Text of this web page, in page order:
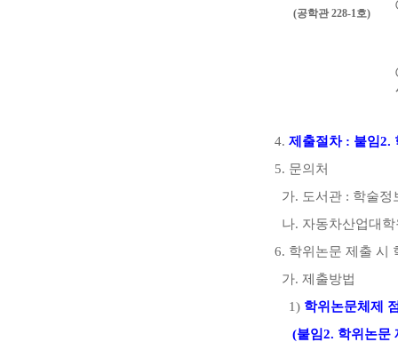
(공학관228-1호)
4. 제출절차 : 붙임2.
5. 문의처
가. 도서관 : 학술정
나. 자동차산업대
6. 학위논문 제출 시
가. 제출방법
1) 학위논문체제
(붙임2. 학위논문